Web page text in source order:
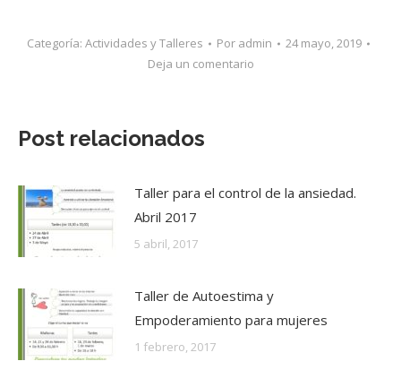
Categoría: Actividades y Talleres Por admin
24 mayo, 2019
Deja un comentario
Post relacionados
Taller para el control de la ansiedad.
Abril 2017
5 abril, 2017
Taller de Autoestima y
Empoderamiento para mujeres
1 febrero, 2017